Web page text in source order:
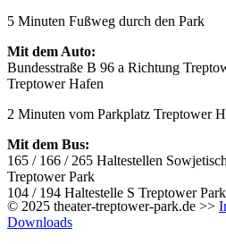
5 Minuten Fußweg durch den Park
Mit dem Auto:
Bundesstraße B 96 a Richtung
Treptower Hafen
2 Minuten vom Parkplatz Treptower
Mit dem Bus:
165 / 166 / 265 Haltestellen
Treptower Park
104 / 194 Haltestelle S Treptower Park
© 2025 theater-treptower-park.de >>
Downloads